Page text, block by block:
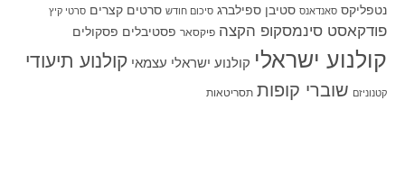
נטפליקס סאנדאנס סטיבן ספילברג סיכום חודש סרטים קצרים סרטי קיץ
פודקאסט סינמסקופ הקצה פיקסאר פסטיבלים פסקולים
קולנוע ישראלי קולנוע ישראלי עצמאי קולנוע תיעודי
קטנוניזם שוברי קופות תסריטאות